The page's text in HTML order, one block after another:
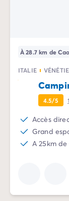
À 28.7 km de
ITALIE VÉNÉTIE
4.5/5
Accès
Grand
A 25km de